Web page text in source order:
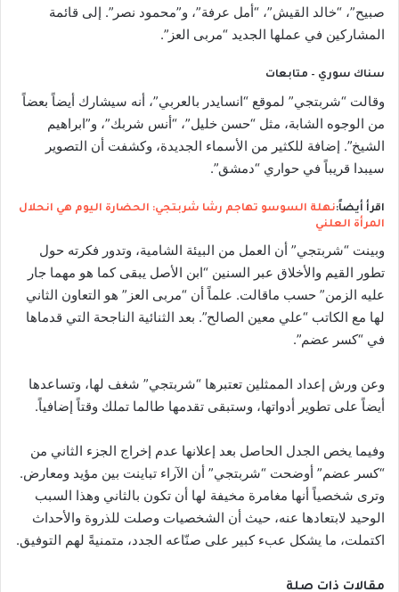
صبيح”، “خالد القيش”، “أمل عرفة”، و”محمود نصر”. إلى قائمة
المشاركين في عملها الجديد “مربى العز”.
سناك سوري – متابعات
وقالت “شربتجي” لموقع “انسايدر بالعربي”، أنه سيشارك أيضاً بعضاً
من الوجوه الشابة، مثل “حسن خليل”، “أنس شربك”، و”ابراهيم
الشيخ”. إضافة للكثير من الأسماء الجديدة، وكشفت أن التصوير
سيبدا قريباً في حواري “دمشق”.
اقرأ أيضاً:نهلة السوسو تهاجم رشا شربتجي: الحضارة اليوم هي انحلال
المرأة العلني
وبينت “شربتجي” أن العمل من البيئة الشامية، وتدور فكرته حول
تطور القيم والأخلاق عبر السنين “ابن الأصل يبقى كما هو مهما جار
عليه الزمن” حسب ماقالت. علماً أن “مربى العز” هو التعاون الثاني
لها مع الكاتب “علي معين الصالح”. بعد الثنائية الناجحة التي قدماها
في “كسر عضم”.
وعن ورش إعداد الممثلين تعتبرها “شربتجي” شغف لها، وتساعدها
أيضاً على تطوير أدواتها، وستبقى تقدمها طالما تملك وقتاً إضافياً.
وفيما يخص الجدل الحاصل بعد إعلانها عدم إخراج الجزء الثاني من
“كسر عضم” أوضحت “شربتجي” أن الآراء تباينت بين مؤيد ومعارض.
وترى شخصياً أنها مغامرة مخيفة لها أن تكون بالثاني وهذا السبب
الوحيد لابتعادها عنه، حيث أن الشخصيات وصلت للذروة والأحداث
اكتملت، ما يشكل عبء كبير على صنّاعه الجدد، متمنيةً لهم التوفيق.
مقالات ذات صلة